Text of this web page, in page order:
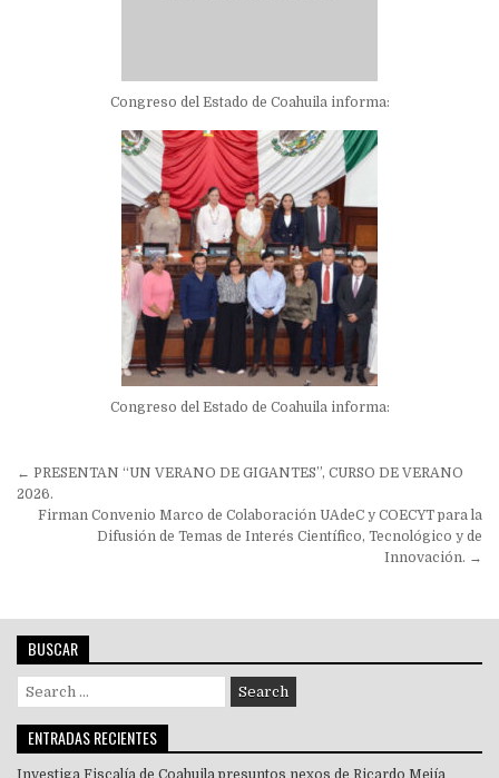
Congreso del Estado de Coahuila informa:
Congreso del Estado de Coahuila informa:
Navegación
de
entradas
← PRESENTAN “UN VERANO DE GIGANTES”, CURSO DE VERANO
2026.
Firman Convenio Marco de Colaboración UAdeC y COECYT para la
Difusión de Temas de Interés Científico, Tecnológico y de
Innovación. →
BUSCAR
Search
for:
ENTRADAS RECIENTES
Investiga Fiscalía de Coahuila presuntos nexos de Ricardo Mejía